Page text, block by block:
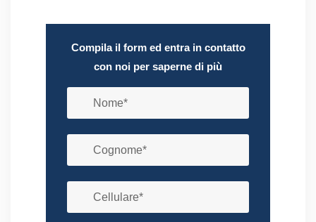
Compila il form ed entra in contatto
con noi per saperne di più